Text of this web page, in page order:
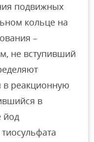
подвижных
кольце на
–
не вступивший
в реакционную
в
йод